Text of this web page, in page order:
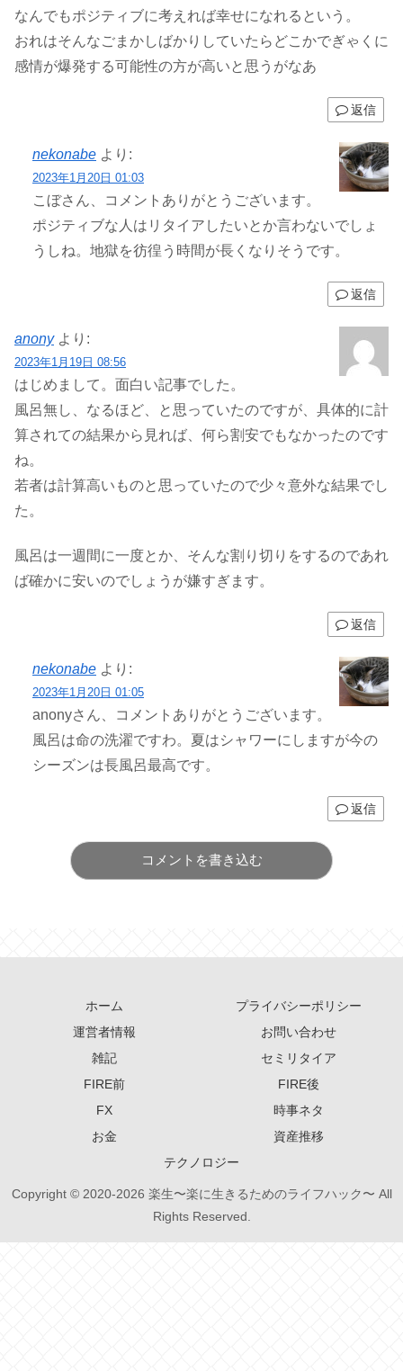
なんでもポジティブに考えれば幸せになれるという。
おれはそんなごまかしばかりしていたらどこかでぎゃくに
感情が爆発する可能性の方が高いと思うがなあ
返信
nekonabe より:
2023年1月20日 01:03
こぼさん、コメントありがとうございます。
ポジティブな人はリタイアしたいとか言わないでしょ
うしね。地獄を彷徨う時間が長くなりそうです。
返信
anony より:
2023年1月19日 08:56
はじめまして。面白い記事でした。
風呂無し、なるほど、と思っていたのですが、具体的に計
算されての結果から見れば、何ら割安でもなかったのです
ね。
若者は計算高いものと思っていたので少々意外な結果でし
た。
風呂は一週間に一度とか、そんな割り切りをするのであれ
ば確かに安いのでしょうが嫌すぎます。
返信
nekonabe より:
2023年1月20日 01:05
anonyさん、コメントありがとうございます。
風呂は命の洗濯ですわ。夏はシャワーにしますが今の
シーズンは長風呂最高です。
返信
コメントを書き込む
ホーム
プライバシーポリシー
運営者情報
お問い合わせ
雑記
セミリタイア
FIRE前
FIRE後
FX
時事ネタ
お金
資産推移
テクノロジー
Copyright © 2020-2026 楽生〜楽に生きるためのライフハック〜 All
Rights Reserved.